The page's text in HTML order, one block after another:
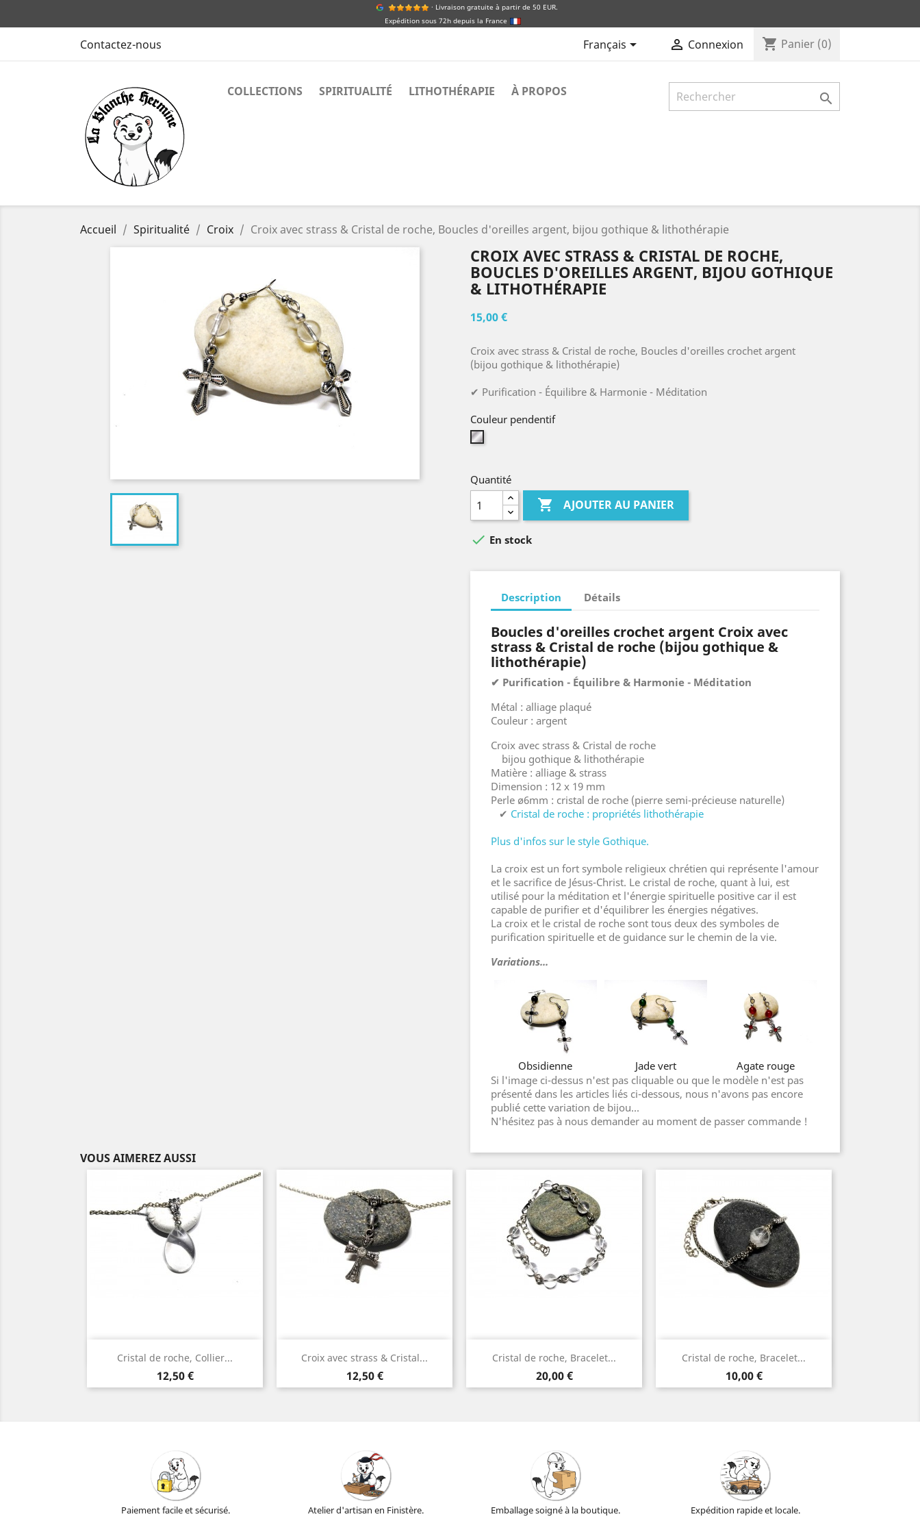
· Livraison gratuite à partir de 50 EUR.
Expédition sous 72h depuis la France
Contactez-nous Français  Connexion shopping_cart Panier (0)
COLLECTIONS SPIRITUALITÉ LITHOTHÉRAPIE À PROPOS 
Accueil Spiritualité Croix Croix avec strass & Cristal de roche, Boucles d'oreilles argent, bijou gothique & lithothérapie
CROIX AVEC STRASS & CRISTAL DE ROCHE,
BOUCLES D'OREILLES ARGENT, BIJOU GOTHIQUE
& LITHOTHÉRAPIE
15,00 €
Croix avec strass & Cristal de roche, Boucles d'oreilles crochet argent
(bijou gothique & lithothérapie)
✔ Purification - Équilibre & Harmonie - Méditation
Couleur pendentif
Argent
Quantité
 AJOUTER AU PANIER
 En stock
Description Détails
Boucles d'oreilles crochet argent Croix avec
strass & Cristal de roche (bijou gothique &
lithothérapie)
✔ Purification - Équilibre & Harmonie - Méditation
Métal : alliage plaqué
Couleur : argent
Croix avec strass & Cristal de roche
bijou gothique & lithothérapie
Matière : alliage & strass
Dimension : 12 x 19 mm
Perle ø6mm : cristal de roche (pierre semi-précieuse naturelle)
✔ Cristal de roche : propriétés lithothérapie
Plus d'infos sur le style Gothique.
La croix est un fort symbole religieux chrétien qui représente l'amour
et le sacrifice de Jésus-Christ. Le cristal de roche, quant à lui, est
utilisé pour la méditation et l'énergie spirituelle positive car il est
capable de purifier et d'équilibrer les énergies négatives.
La croix et le cristal de roche sont tous deux des symboles de
purification spirituelle et de guidance sur le chemin de la vie.
Variations...
Obsidienne Jade vert
Agate rouge
Si l'image ci-dessus n'est pas cliquable ou que le modèle n'est pas
présenté dans les articles liés ci-dessous, nous n'avons pas encore
publié cette variation de bijou...
N'hésitez pas à nous demander au moment de passer commande !
VOUS AIMEREZ AUSSI
Cristal de roche, Collier...
Prix
12,50 €
Aperçu rapide
Argent
Croix avec strass & Cristal...
Prix
12,50 €
Aperçu rapide
Argent
Cristal de roche, Bracelet...
Prix
20,00 €
 Aperçu rapide
Argent
Cristal de roche, Bracelet...
Prix
10,00 €
 Aperçu rapide
Argent
Paiement facile et sécurisé. Atelier d'artisan en Finistère. Emballage soigné à la boutique. Expédition rapide et locale.